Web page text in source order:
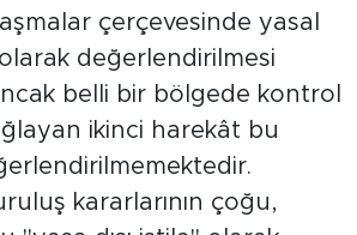
çerçevesinde yasal
değerlendirilmesi
belli bir bölgede kontrol
ikinci harekât bu
kararlarının çoğu,